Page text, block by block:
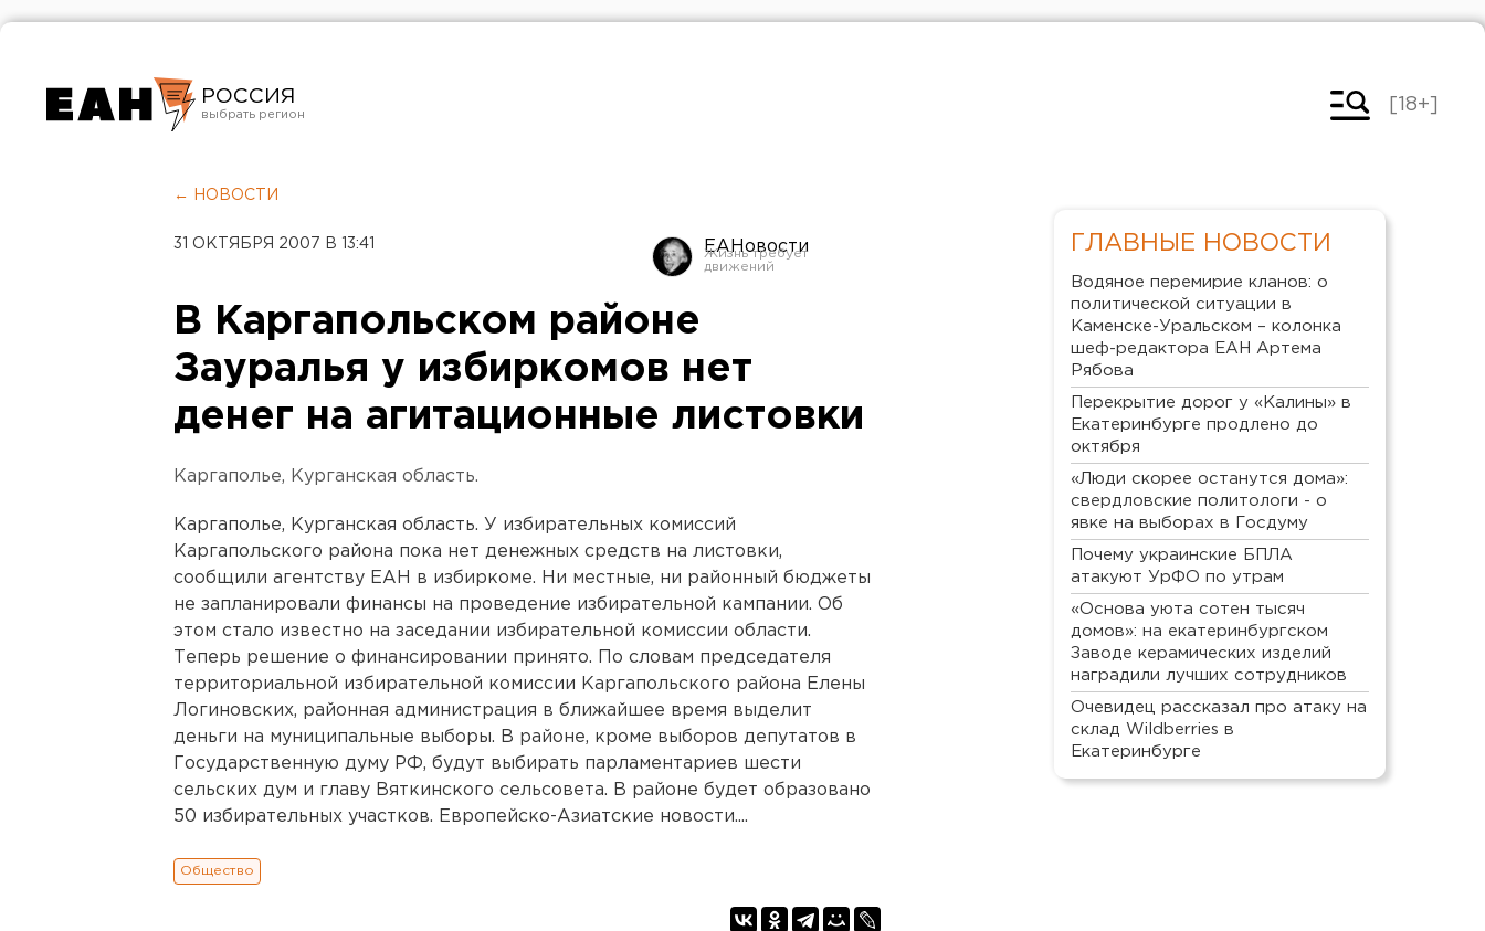
РОССИЯ
Челябинск
[18+]
← НОВОСТИ
31 ОКТЯБРЯ 2007 В 13:41 ЕАНовости
В Каргапольском районе
Зауралья у избиркомов нет
денег на агитационные листовки
Каргаполье, Курганская область.
Каргаполье, Курганская область. У избирательных комиссий
Каргапольского района пока нет денежных средств на листовки,
сообщили агентству ЕАН в избиркоме. Ни местные, ни районный бюджеты
не запланировали финансы на проведение избирательной кампании. Об
этом стало известно на заседании избирательной комиссии области.
Теперь решение о финансировании принято. По словам председателя
территориальной избирательной комиссии Каргапольского района Елены
Логиновских, районная администрация в ближайшее время выделит
деньги на муниципальные выборы. В районе, кроме выборов депутатов в
Государственную думу РФ, будут выбирать парламентариев шести
сельских дум и главу Вяткинского сельсовета. В районе будет образовано
50 избирательных участков. Европейско-Азиатские новости....
Общество
ГЛАВНЫЕ НОВОСТИ
Водяное перемирие кланов: о
политической ситуации в
Каменске-Уральском – колонка
шеф-редактора ЕАН Артема
Рябова
Перекрытие дорог у «Калины» в
Екатеринбурге продлено до
октября
«Люди скорее останутся дома»:
свердловские политологи - о
явке на выборах в Госдуму
Почему украинские БПЛА
атакуют УрФО по утрам
«Основа уюта сотен тысяч
домов»: на екатеринбургском
Заводе керамических изделий
наградили лучших сотрудников
Очевидец рассказал про атаку на
склад Wildberries в
Екатеринбурге